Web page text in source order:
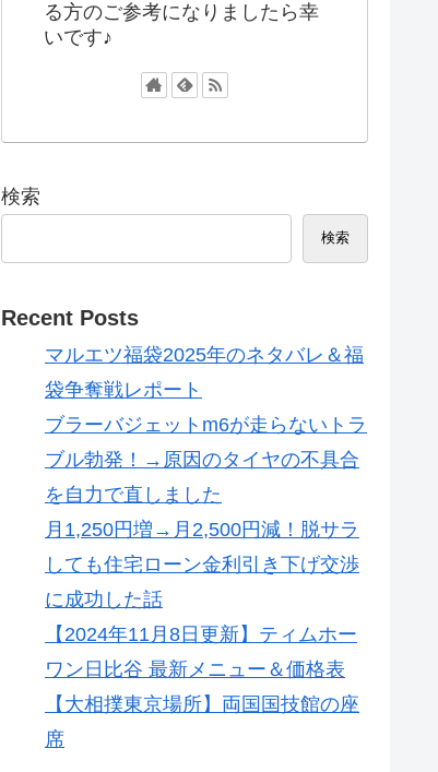
る方のご参考になりましたら幸
いです♪
検索
検索
Recent Posts
マルエツ福袋2025年のネタバレ＆福
袋争奪戦レポート
ブラーバジェットm6が走らないトラ
ブル勃発！→原因のタイヤの不具合
を自力で直しました
月1,250円増→月2,500円減！脱サラ
しても住宅ローン金利引き下げ交渉
に成功した話
【2024年11月8日更新】ティムホー
ワン日比谷 最新メニュー＆価格表
【大相撲東京場所】両国国技館の座
席